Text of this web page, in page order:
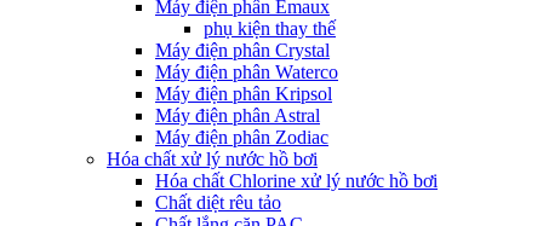
Máy điện phân Emaux
phụ kiện thay thế
Máy điện phân Crystal
Máy điện phân Waterco
Máy điện phân Kripsol
Máy điện phân Astral
Máy điện phân Zodiac
Hóa chất xử lý nước hồ bơi
Hóa chất Chlorine xử lý nước hồ bơi
Chất diệt rêu tảo